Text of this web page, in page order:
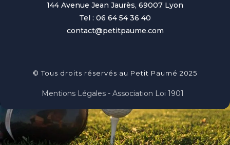
144 Avenue Jean Jaurès, 69007 Lyon
Tel : 06 64 54 36 40
contact@petitpaume.com
© Tous droits réservés au Petit Paumé 2025
Mentions Légales - Association Loi 1901